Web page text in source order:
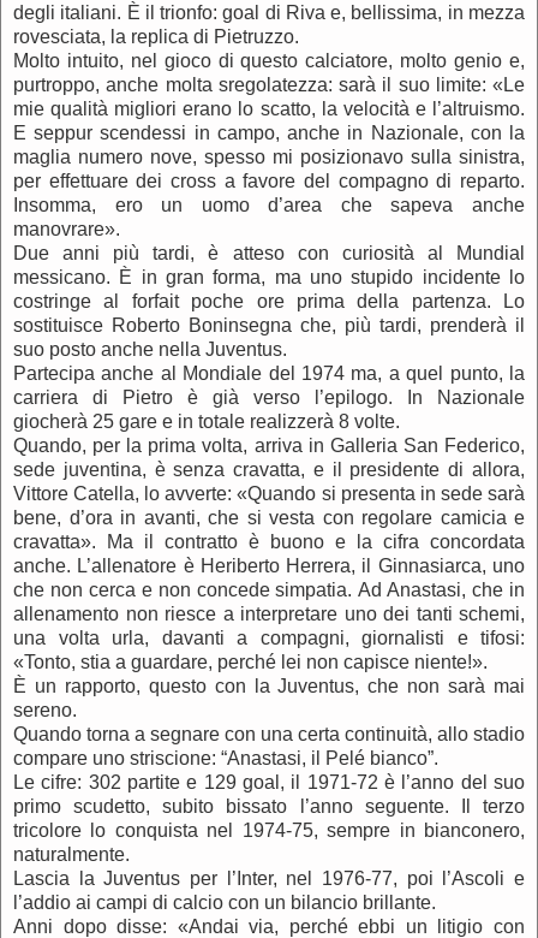
degli italiani. È il trionfo: goal di Riva e, bellissima, in mezza
rovesciata, la replica di Pietruzzo.
Molto intuito, nel gioco di questo calciatore, molto genio e,
purtroppo, anche molta sregolatezza: sarà il suo limite: «Le
mie qualità migliori erano lo scatto, la velocità e l’altruismo.
E seppur scendessi in campo, anche in Nazionale, con la
maglia numero nove, spesso mi posizionavo sulla sinistra,
per effettuare dei cross a favore del compagno di reparto.
Insomma, ero un uomo d’area che sapeva anche
manovrare».
Due anni più tardi, è atteso con curiosità al Mundial
messicano. È in gran forma, ma uno stupido incidente lo
costringe al forfait poche ore prima della partenza. Lo
sostituisce Roberto Boninsegna che, più tardi, prenderà il
suo posto anche nella Juventus.
Partecipa anche al Mondiale del 1974 ma, a quel punto, la
carriera di Pietro è già verso l’epilogo. In Nazionale
giocherà 25 gare e in totale realizzerà 8 volte.
Quando, per la prima volta, arriva in Galleria San Federico,
sede juventina, è senza cravatta, e il presidente di allora,
Vittore Catella, lo avverte: «Quando si presenta in sede sarà
bene, d’ora in avanti, che si vesta con regolare camicia e
cravatta». Ma il contratto è buono e la cifra concordata
anche. L’allenatore è Heriberto Herrera, il Ginnasiarca, uno
che non cerca e non concede simpatia. Ad Anastasi, che in
allenamento non riesce a interpretare uno dei tanti schemi,
una volta urla, davanti a compagni, giornalisti e tifosi:
«Tonto, stia a guardare, perché lei non capisce niente!».
È un rapporto, questo con la Juventus, che non sarà mai
sereno.
Quando torna a segnare con una certa continuità, allo stadio
compare uno striscione: “Anastasi, il Pelé bianco”.
Le cifre: 302 partite e 129 goal, il 1971-72 è l’anno del suo
primo scudetto, subito bissato l’anno seguente. Il terzo
tricolore lo conquista nel 1974-75, sempre in bianconero,
naturalmente.
Lascia la Juventus per l’Inter, nel 1976-77, poi l’Ascoli e
l’addio ai campi di calcio con un bilancio brillante.
Anni dopo disse: «Andai via, perché ebbi un litigio con